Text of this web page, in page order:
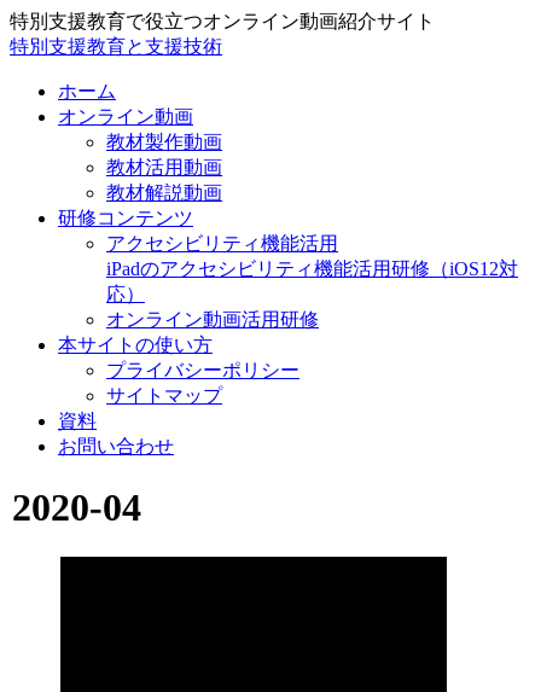
特別支援教育で役立つオンライン動画紹介サイト
特別支援教育と支援技術
ホーム
オンライン動画
教材製作動画
教材活用動画
教材解説動画
研修コンテンツ
アクセシビリティ機能活用
iPadのアクセシビリティ機能活用研修（iOS12対
応）
オンライン動画活用研修
本サイトの使い方
プライバシーポリシー
サイトマップ
資料
お問い合わせ
2020-04